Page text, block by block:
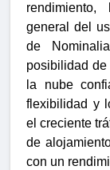
general del
de
posibilidad
la nube
flexibilidad y
el creciente
de
con un